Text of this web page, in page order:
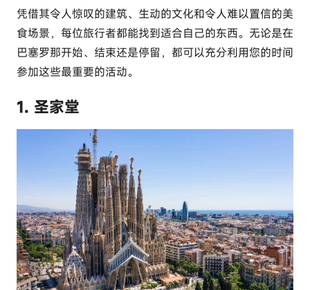
u
t
o
u
o
凭借其令人惊叹的建筑、生动的文化和令人难以置信的美
食场景，每位旅行者都能找到适合自己的东西。无论是在
巴塞罗那开始、结束还是停留，都可以充分利用您的时间
参加这些最重要的活动。
1. 圣家堂